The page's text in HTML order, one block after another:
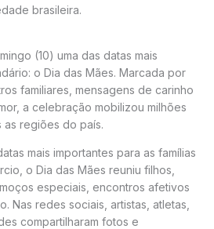
brasileira.
(10) uma das datas mais
o Dia das Mães. Marcada por
familiares, mensagens de carinho
a celebração mobilizou milhões
as regiões do país.
mais importantes para as famílias
o Dia das Mães reuniu filhos,
especiais, encontros afetivos
Nas redes sociais, artistas, atletas,
compartilharam fotos e